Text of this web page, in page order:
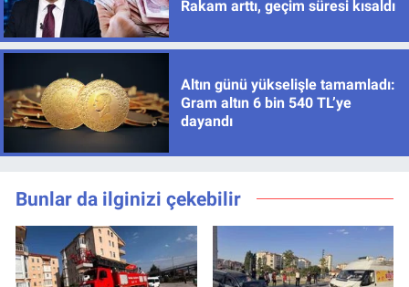
Rakam arttı, geçim süresi kısaldı
Altın günü yükselişle tamamladı:
Gram altın 6 bin 540 TL’ye
dayandı
Bunlar da ilginizi çekebilir